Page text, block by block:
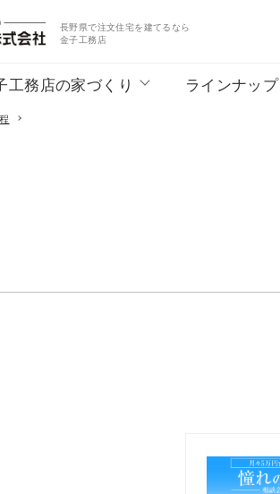
長野県で注文住宅を建てるなら
金子工務店
工務店の家づくり ラインナップ